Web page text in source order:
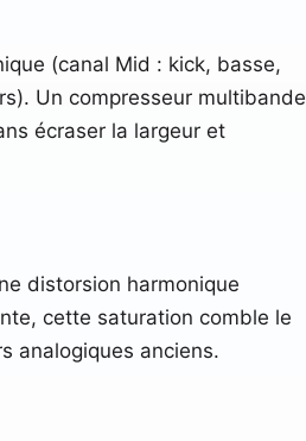
(canal Mid : kick, basse,
Un compresseur multibande
écraser la largeur et
distorsion harmonique
cette saturation comble le
analogiques anciens.